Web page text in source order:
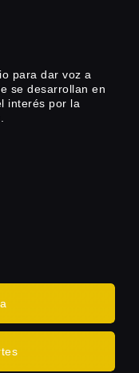
para dar voz a
se desarrollan en
interés por la